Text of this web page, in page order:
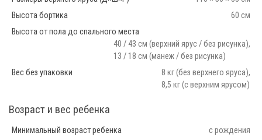
Высота бортика
60 см
Высота от пола до спального места
40 / 43 см (верхний ярус / без рисунка),
13 / 18 см (манеж / без рисунка)
Вес без упаковки
8 кг (без верхнего яруса),
8,5 кг (с верхним ярусом)
Возраст и вес ребенка
Минимальный возраст ребенка
с рождения